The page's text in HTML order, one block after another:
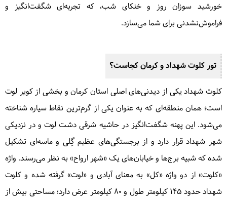
خورشید سوزان روز و خنکای شب، که تجربه‌ای شگفت‌انگیز و
فراموش‌نشدنی برای شما می‌سازد.
تور کلوت شهداد و کرمان کجاست؟
کلوت شهداد یکی از دیدنی‌های اصلی استان کرمان و بخشی از کویر لوت
است؛ همان منطقه‌ای که به عنوان یکی از گرم‌ترین نقاط سیاره شناخته
می‌شود. این پهنه شگفت‌انگیز در حاشیه شرقی دشت لوت و در نزدیکی
شهر شهداد قرار دارد و از برجستگی‌های عظیم گِلی و ماسه‌ای تشکیل
شده که شبیه برج‌ها و خیابان‌های یک «شهر ارواح» به نظر می‌رسند. واژه
«کلوت» از دو واژه «کل» به معنای آبادی و «لوت» گرفته شده و کلوت
شهداد حدود ۱۴۵ کیلومتر طول و ۸۰ کیلومتر عرض دارد؛ مساحتی بیش از